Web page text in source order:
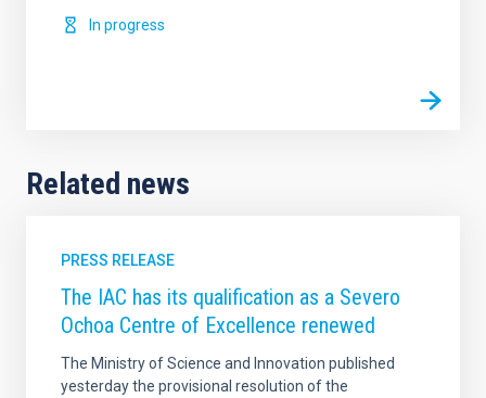
In progress
Related news
PRESS RELEASE
The IAC has its qualification as a Severo
Ochoa Centre of Excellence renewed
The Ministry of Science and Innovation published
yesterday the provisional resolution of the